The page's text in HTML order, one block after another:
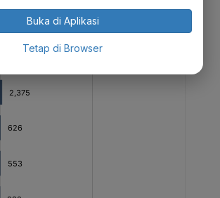
Buka di Aplikasi
Tetap di Browser